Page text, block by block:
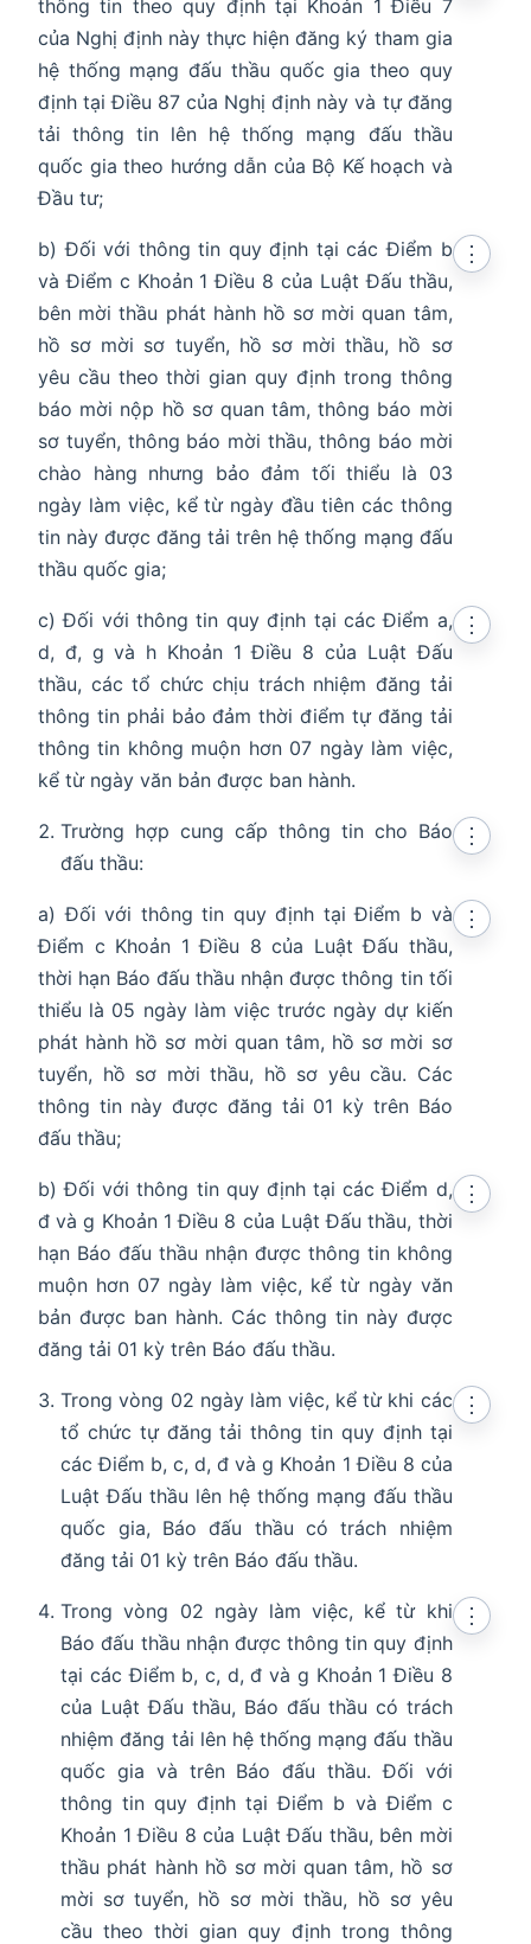
thông tin theo quy định tại Khoản 1 Điều 7
của Nghị định này thực hiện đăng ký tham gia
hệ thống mạng đấu thầu quốc gia theo quy
định tại Điều 87 của Nghị định này và tự đăng
tải thông tin lên hệ thống mạng đấu thầu
quốc gia theo hướng dẫn của Bộ Kế hoạch và
Đầu tư;
b) Đối với thông tin quy định tại các Điểm b
và Điểm c Khoản 1 Điều 8 của Luật Đấu thầu,
bên mời thầu phát hành hồ sơ mời quan tâm,
hồ sơ mời sơ tuyển, hồ sơ mời thầu, hồ sơ
yêu cầu theo thời gian quy định trong thông
báo mời nộp hồ sơ quan tâm, thông báo mời
sơ tuyển, thông báo mời thầu, thông báo mời
chào hàng nhưng bảo đảm tối thiểu là 03
ngày làm việc, kể từ ngày đầu tiên các thông
tin này được đăng tải trên hệ thống mạng đấu
thầu quốc gia;
⋮
c) Đối với thông tin quy định tại các Điểm a,
d, đ, g và h Khoản 1 Điều 8 của Luật Đấu
thầu, các tổ chức chịu trách nhiệm đăng tải
thông tin phải bảo đảm thời điểm tự đăng tải
thông tin không muộn hơn 07 ngày làm việc,
kể từ ngày văn bản được ban hành.
⋮
Trường hợp cung cấp thông tin cho Báo
đấu thầu:
⋮
a) Đối với thông tin quy định tại Điểm b và
Điểm c Khoản 1 Điều 8 của Luật Đấu thầu,
thời hạn Báo đấu thầu nhận được thông tin tối
thiểu là 05 ngày làm việc trước ngày dự kiến
phát hành hồ sơ mời quan tâm, hồ sơ mời sơ
tuyển, hồ sơ mời thầu, hồ sơ yêu cầu. Các
thông tin này được đăng tải 01 kỳ trên Báo
đấu thầu;
⋮
b) Đối với thông tin quy định tại các Điểm d,
đ và g Khoản 1 Điều 8 của Luật Đấu thầu, thời
hạn Báo đấu thầu nhận được thông tin không
muộn hơn 07 ngày làm việc, kể từ ngày văn
bản được ban hành. Các thông tin này được
đăng tải 01 kỳ trên Báo đấu thầu.
⋮
Trong vòng 02 ngày làm việc, kể từ khi các
tổ chức tự đăng tải thông tin quy định tại
các Điểm b, c, d, đ và g Khoản 1 Điều 8 của
Luật Đấu thầu lên hệ thống mạng đấu thầu
quốc gia, Báo đấu thầu có trách nhiệm
đăng tải 01 kỳ trên Báo đấu thầu.
⋮
Trong vòng 02 ngày làm việc, kể từ khi
Báo đấu thầu nhận được thông tin quy định
tại các Điểm b, c, d, đ và g Khoản 1 Điều 8
của Luật Đấu thầu, Báo đấu thầu có trách
nhiệm đăng tải lên hệ thống mạng đấu thầu
quốc gia và trên Báo đấu thầu. Đối với
thông tin quy định tại Điểm b và Điểm c
Khoản 1 Điều 8 của Luật Đấu thầu, bên mời
thầu phát hành hồ sơ mời quan tâm, hồ sơ
mời sơ tuyển, hồ sơ mời thầu, hồ sơ yêu
cầu theo thời gian quy định trong thông
⋮